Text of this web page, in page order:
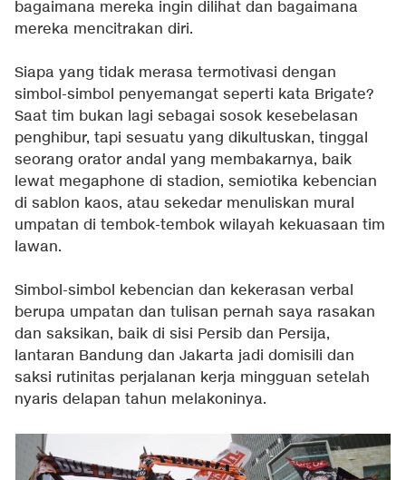
bagaimana mereka ingin dilihat dan bagaimana
mereka mencitrakan diri.
Siapa yang tidak merasa termotivasi dengan
simbol-simbol penyemangat seperti kata Brigate?
Saat tim bukan lagi sebagai sosok kesebelasan
penghibur, tapi sesuatu yang dikultuskan, tinggal
seorang orator andal yang membakarnya, baik
lewat megaphone di stadion, semiotika kebencian
di sablon kaos, atau sekedar menuliskan mural
umpatan di tembok-tembok wilayah kekuasaan tim
lawan.
Simbol-simbol kebencian dan kekerasan verbal
berupa umpatan dan tulisan pernah saya rasakan
dan saksikan, baik di sisi Persib dan Persija,
lantaran Bandung dan Jakarta jadi domisili dan
saksi rutinitas perjalanan kerja mingguan setelah
nyaris delapan tahun melakoninya.